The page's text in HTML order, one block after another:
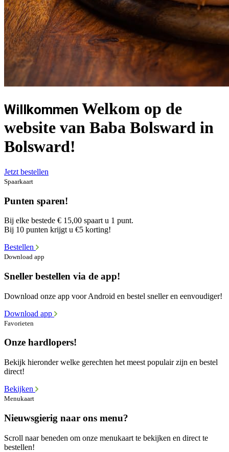
Willkommen Welkom op de
website van Baba Bolsward in
Bolsward!
Jetzt bestellen
Spaarkaart
Punten sparen!
Bij elke bestede € 15,00 spaart u 1 punt.
Bij 10 punten krijgt u €5 korting!
Bestellen
Download app
Sneller bestellen via de app!
Download onze app voor Android en bestel sneller en eenvoudiger!
Download app
Favorieten
Onze hardlopers!
Bekijk hieronder welke gerechten het meest populair zijn en bestel
direct!
Bekijken
Menukaart
Nieuwsgierig naar ons menu?
Scroll naar beneden om onze menukaart te bekijken en direct te
bestellen!